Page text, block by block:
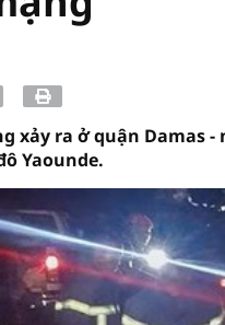
xảy ra ở quận Damas
Yaounde.